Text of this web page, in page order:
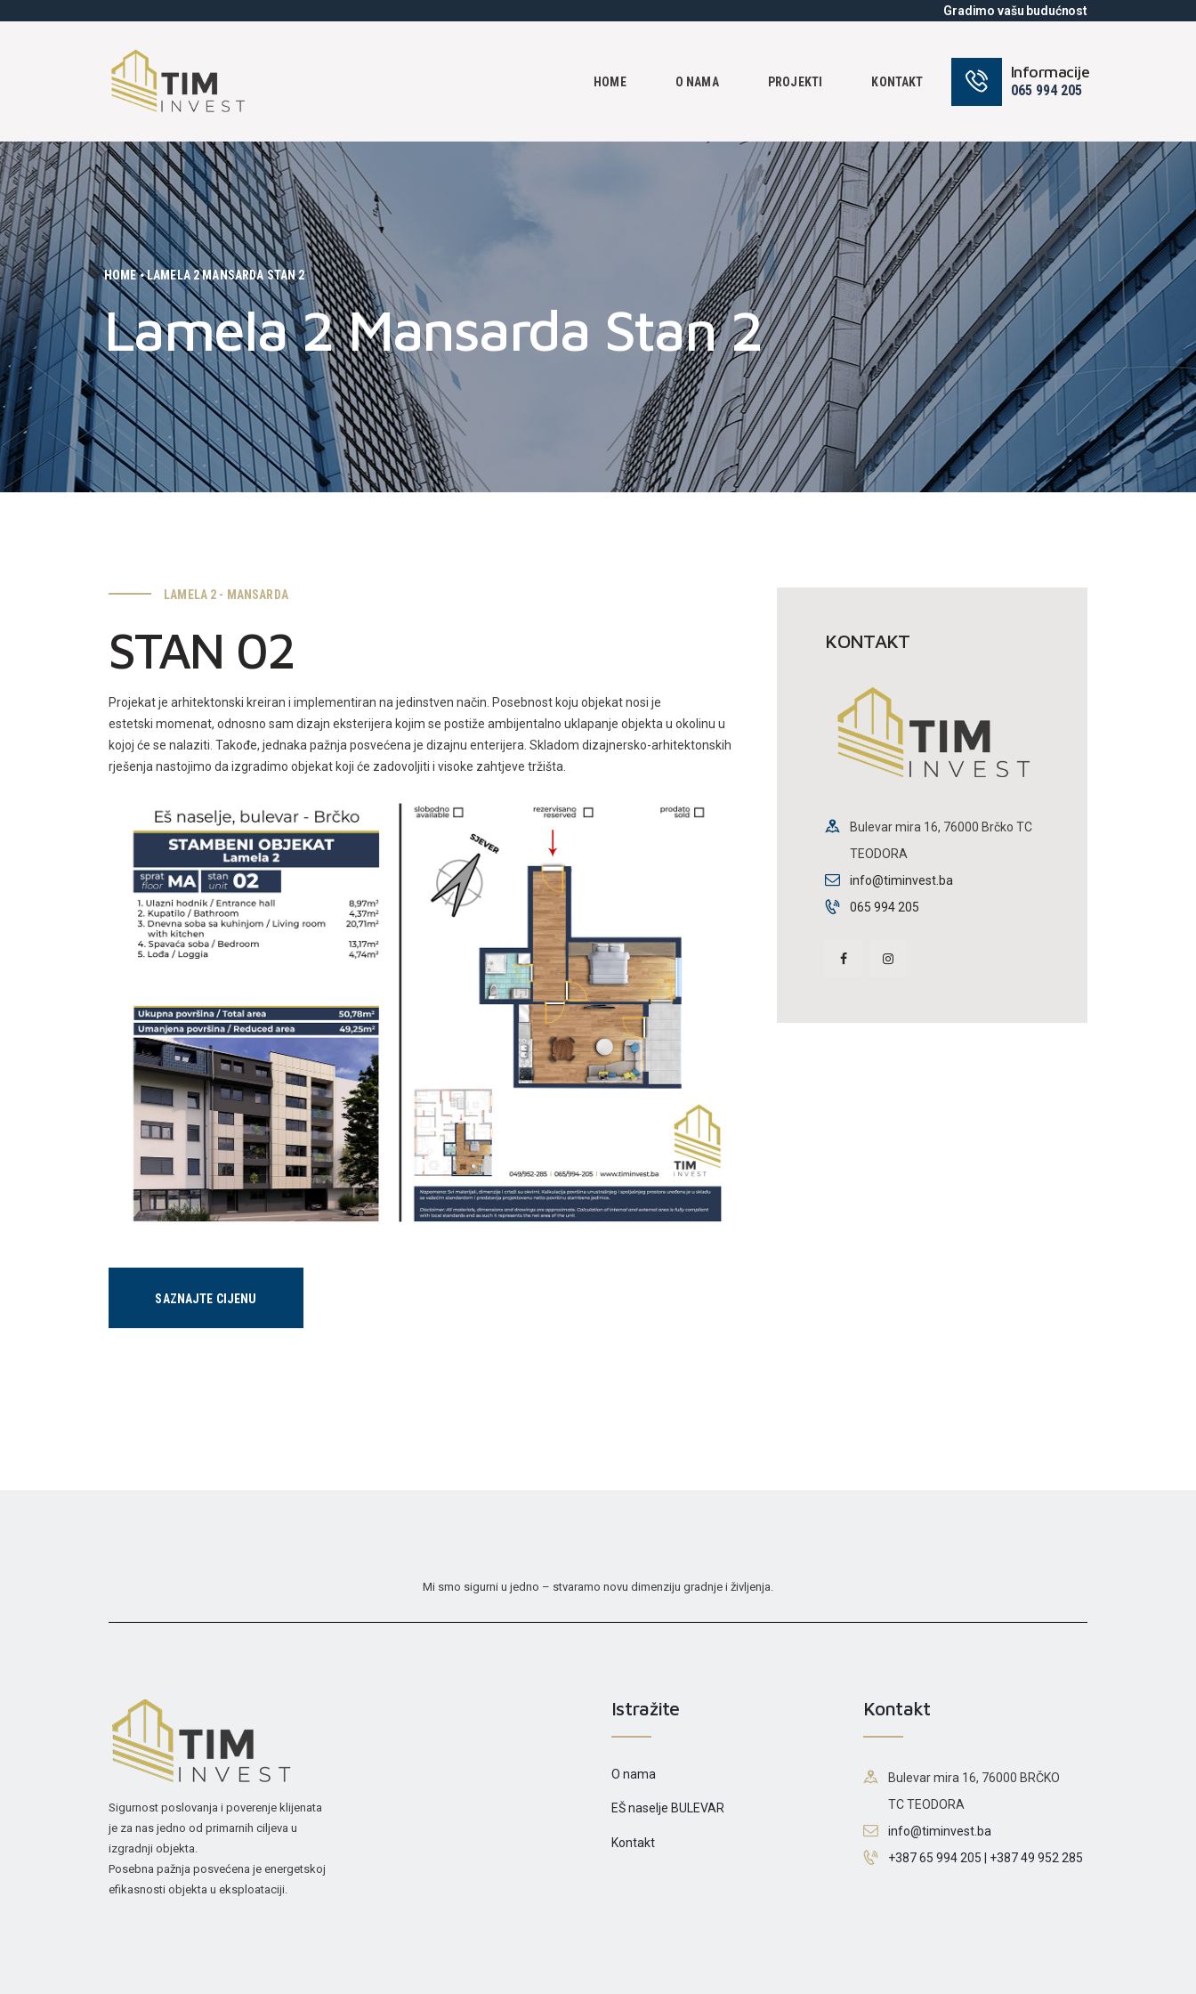
Gradimo vašu budućnost
HOME O NAMA PROJEKTI KONTAKT
Informacije
065 994 205
HOME LAMELA 2 MANSARDA STAN 2
Lamela 2 Mansarda Stan 2
HOME
KONTAKT
LAMELA 2 - MANSARDA
STAN 02
Projekat je arhitektonski kreiran i implementiran na jedinstven način. Posebnost koju objekat nosi je
estetski momenat, odnosno sam dizajn eksterijera kojim se postiže ambijentalno uklapanje objekta u okolinu u
kojoj će se nalaziti. Takođe, jednaka pažnja posvećena je dizajnu enterijera. Skladom dizajnersko-arhitektonskih
rješenja nastojimo da izgradimo objekat koji će zadovoljiti i visoke zahtjeve tržišta.
SAZNAJTE CIJENU
KONTAKT
Bulevar mira 16, 76000 Brčko TC
TEODORA
info@timinvest.ba
065 994 205
Mi smo sigurni u jedno – stvaramo novu dimenziju gradnje i življenja.
Sigurnost poslovanja i poverenje klijenata
je za nas jedno od primarnih ciljeva u
izgradnji objekta.
Posebna pažnja posvećena je energetskoj
efikasnosti objekta u eksploataciji.
Istražite
O nama
EŠ naselje BULEVAR
Kontakt
Kontakt
Bulevar mira 16, 76000 BRČKO
TC TEODORA
info@timinvest.ba
+387 65 994 205 | +387 49 952 285